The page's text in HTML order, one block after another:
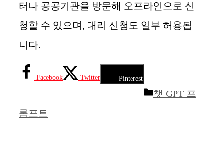
터나 공공기관을 방문해 오프라인으로 신
청할 수 있으며, 대리 신청도 일부 허용됩
니다.
Facebook Twitter Pinterest
카
챗 GPT 프
롬프트